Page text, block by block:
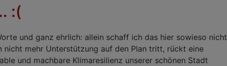
:(
und ganz ehrlich: allein schaff ich das hier sowieso nicht
nicht mehr Unterstützung auf den Plan tritt, rückt eine
und machbare Klimaresilienz unserer schönen Stadt